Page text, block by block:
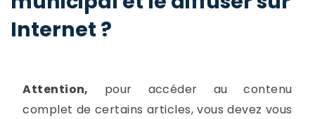
Internet ?
Attention, pour accéder au contenu
complet de certains articles, vous devez vous